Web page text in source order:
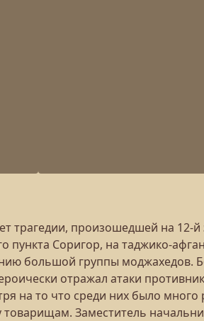
трагедии, произошедшей на 12-й
пункта Соригор, на таджико-
большой группы моджахедов.
отражал атаки
на то что среди них было много
Заместитель